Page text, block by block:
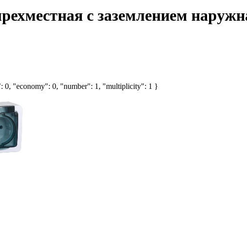
с заземлением
"economy": 0, "number": 1, "multiplicity": 1 }